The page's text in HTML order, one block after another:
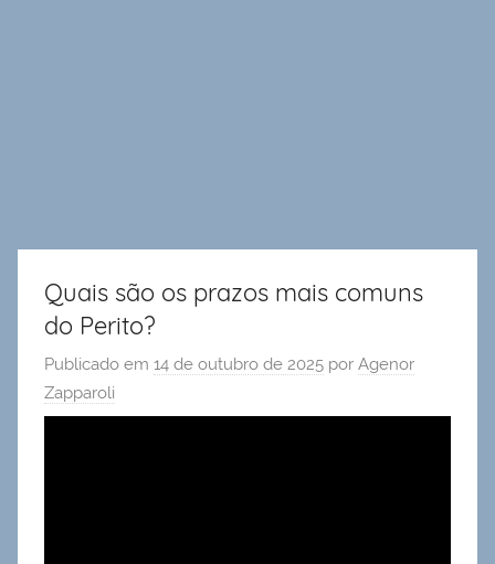
Quais são os prazos mais comuns
do Perito?
Publicado em 14 de outubro de 2025 por Agenor
Zapparoli